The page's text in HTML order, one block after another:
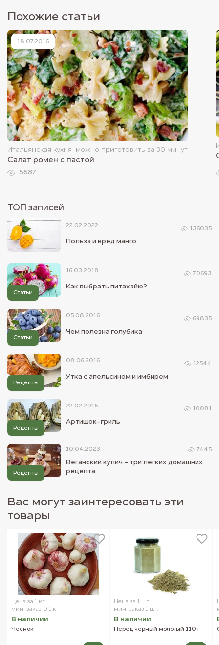
Похожие статьи
18.07.2016
Итальянская кухня можно приготовить за 30 минут
Салат ромен с пастой
5687
ТОП записей
22.02.2022
Польза и вред манго
136035
16.03.2018
Статьи
Как выбрать питахайю?
70693
05.08.2016
Статьи
Чем полезна голубика
69835
08.06.2016
Рецепты
Утка с апельсином и имбирем
12544
22.02.2016
Рецепты
Артишок-гриль
10081
10.04.2023
Рецепты
Веганский кулич - три легких домашних
рецепта
7445
Вас могут заинтересовать эти
товары
Цена за 1 кг
мин. заказ 0.1 кг
В наличии
Чеснок
Цена за 1 шт.
мин. заказ 1 шт.
В наличии
Перец чёрный молотый 110 г